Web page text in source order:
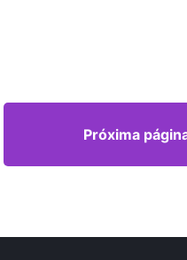
Próxima